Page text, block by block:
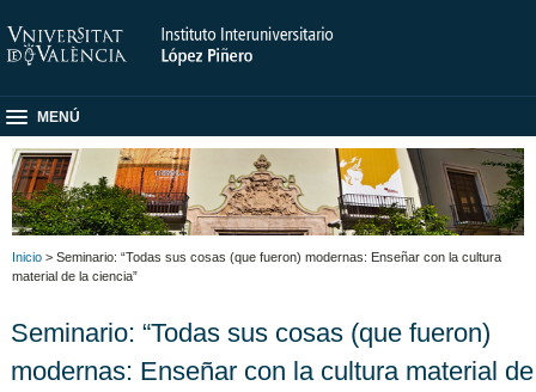
MENÚ
Inicio > Seminario: “Todas sus cosas (que fueron) modernas: Enseñar con la cultura
material de la ciencia”
Seminario: “Todas sus cosas (que fueron)
modernas: Enseñar con la cultura material de